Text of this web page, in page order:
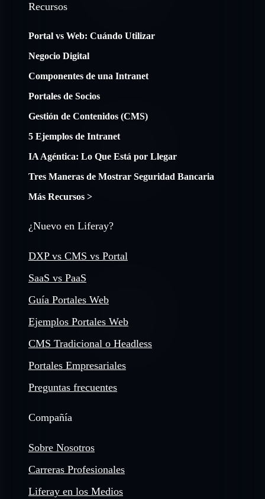
Recursos
Portal vs Web: Cuándo Utilizar
Negocio Digital
Componentes de una Intranet
Portales de Socios
Gestión de Contenidos (CMS)
5 Ejemplos de Intranet
IA Agéntica: Lo Que Está por Llegar
Tres Maneras de Mostrar Seguridad Bancaria
Más Recursos >
¿Nuevo en Liferay?
DXP vs CMS vs Portal
SaaS vs PaaS
Guía Portales Web
Ejemplos Portales Web
CMS Tradicional o Headless
Portales Empresariales
Preguntas frecuentes
Compañía
Sobre Nosotros
Carreras Profesionales
Liferay en los Medios